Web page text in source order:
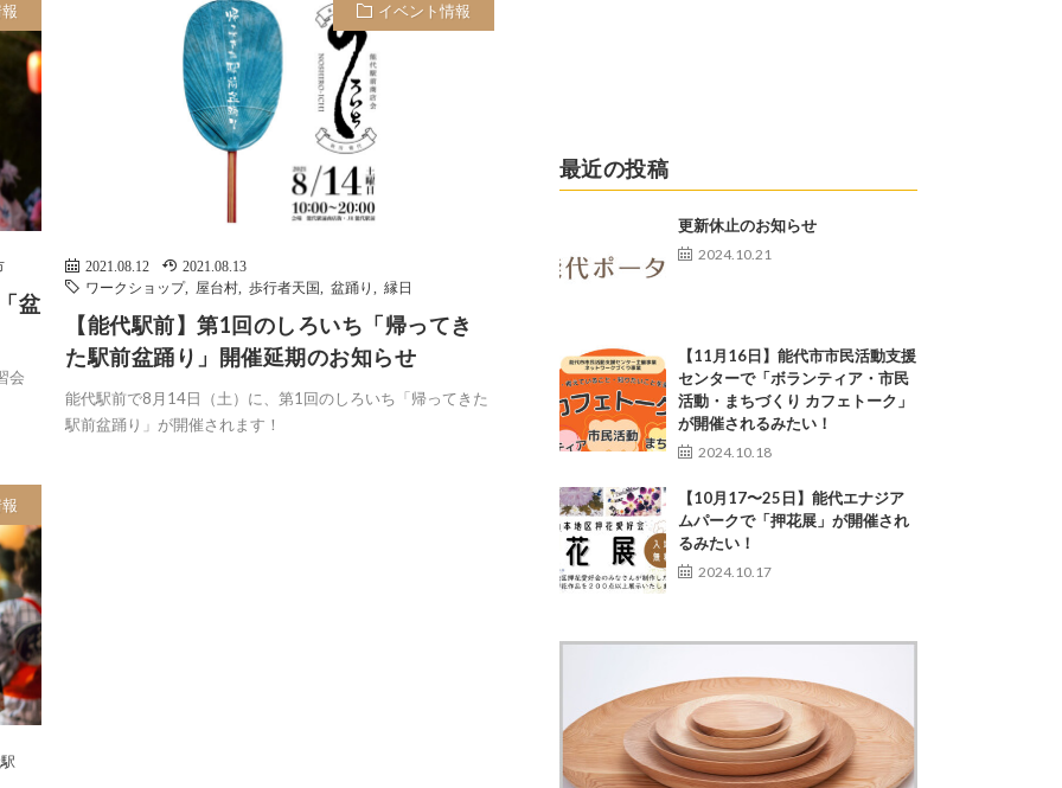
盆
会
イベント情報
2021.08.12
2021.08.13
ワークショップ, 屋台村 ,歩行者天国 ,盆踊り ,縁日
【能代駅前】第1回のしろいち「帰ってき
た駅前盆踊り」開催延期のお知らせ
能代駅前で8月14日（土）に、第1回のしろいち「帰ってきた
駅前盆踊り」が開催されます！
最近の投稿
更新休止のお知らせ
2024.10.21
【11月16日】能代市市民活動支援
センターで「ボランティア・市民
活動・まちづくり カフェトーク」
が開催されるみたい！
2024.10.18
【10月17〜25日】能代エナジア
ムパークで「押花展」が開催され
るみたい！
2024.10.17